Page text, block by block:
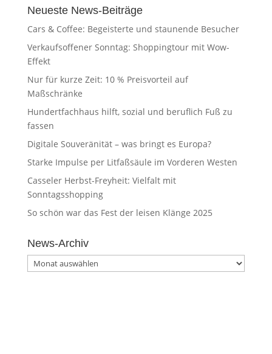
Neueste News-Beiträge
Cars & Coffee: Begeisterte und staunende Besucher
Verkaufsoffener Sonntag: Shoppingtour mit Wow-
Effekt
Nur für kurze Zeit: 10 % Preisvorteil auf
Maßschränke
Hundertfachhaus hilft, sozial und beruflich Fuß zu
fassen
Digitale Souveränität – was bringt es Europa?
Starke Impulse per Litfaßsäule im Vorderen Westen
Casseler Herbst-Freyheit: Vielfalt mit
Sonntagsshopping
So schön war das Fest der leisen Klänge 2025
News-Archiv
News-
Archiv